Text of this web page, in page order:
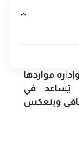
مواردها
يُساعد في
وينعكس